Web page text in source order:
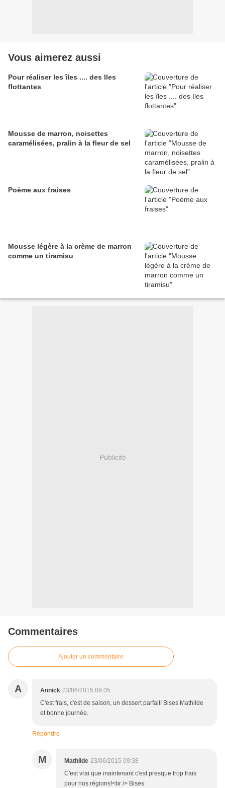
Vous aimerez aussi
Pour réaliser les îles .... des Iles
flottantes
Mousse de marron, noisettes
caramélisées, pralin à la fleur de sel
Poème aux fraises
Mousse légère à la crème de marron
comme un tiramisu
Publicité
Commentaires
Ajouter un commentaire
A Annick 23/06/2015 09:05
C'est frais, c'est de saison, un dessert parfait! Bises Mathilde
et bonne journée.
Répondre
M Mathilde 23/06/2015 09:38
C'est vrai que maintenant c'est presque trop frais
pour nos régions!<br /> Bises